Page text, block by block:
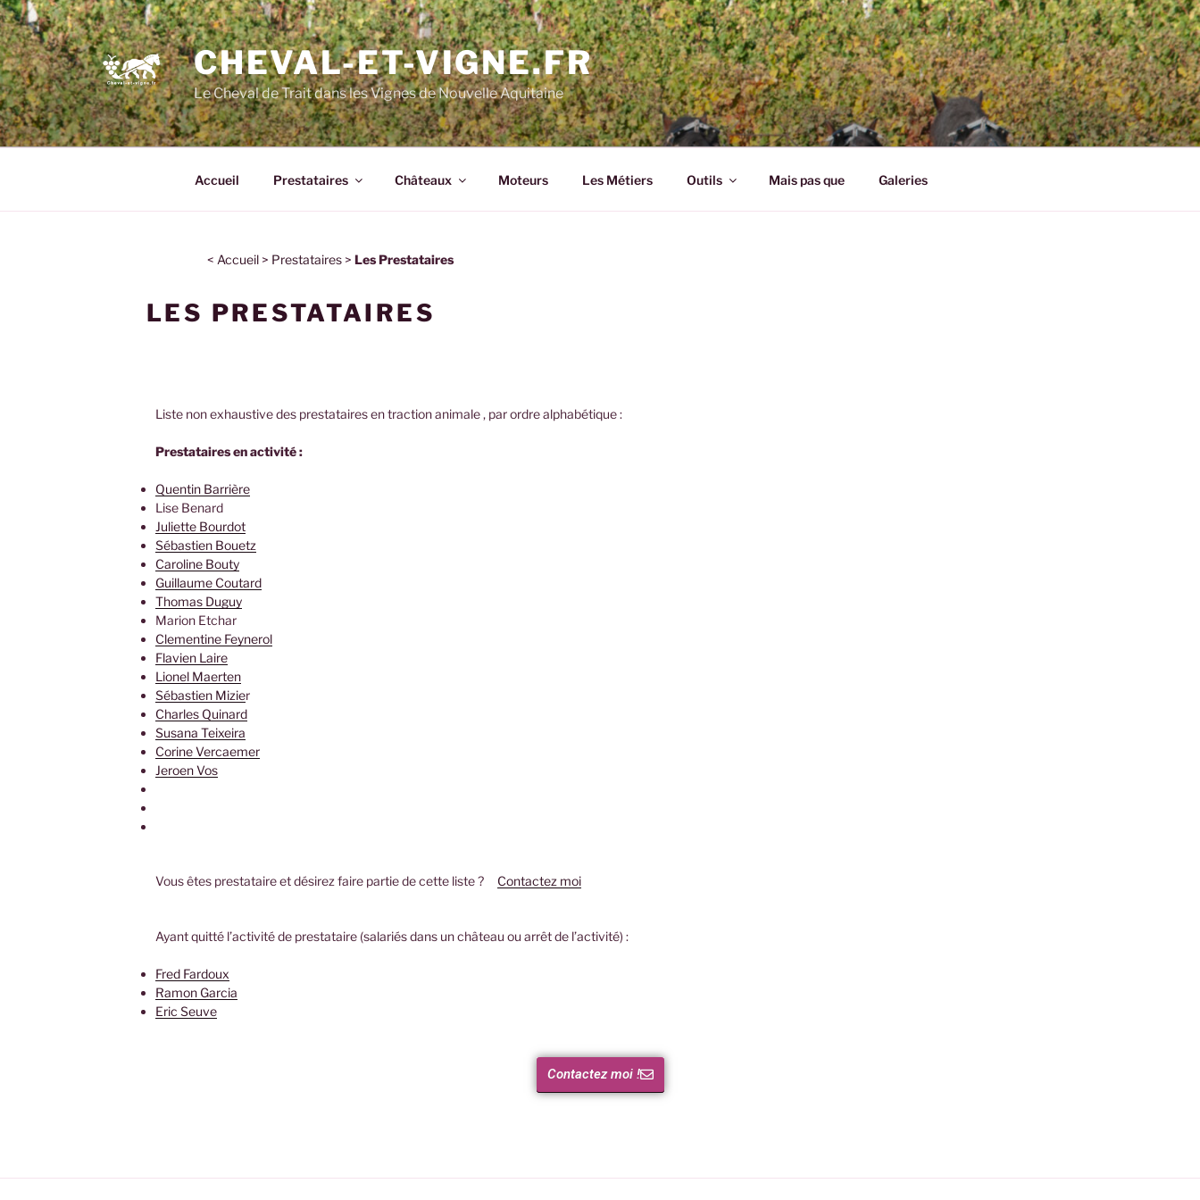
CHEVAL-ET-VIGNE.FR
Le Cheval de Trait dans les Vignes de Nouvelle Aquitaine
Accueil Prestataires Châteaux Moteurs Les Métiers Outils Mais pas que Galeries
< Accueil> Prestataires> Les Prestataires
LES PRESTATAIRES
Liste non exhaustive des prestataires en traction animale , par ordre alphabétique :
Prestataires en activité :
Quentin Barrière
Lise Benard
Juliette Bourdot
Sébastien Bouetz
Caroline Bouty
Guillaume Coutard
Thomas Duguy
Marion Etchar
Clementine Feynerol
Flavien Laire
Lionel Maerten
Sébastien Mizier
Charles Quinard
Susana Teixeira
Corine Vercaemer
Jeroen Vos
Vous êtes prestataire et désirez faire partie de cette liste ? Contactez moi
Ayant quitté l’activité de prestataire (salariés dans un château ou arrêt de l’activité) :
Fred Fardoux
Ramon Garcia
Eric Seuve
Contactez moi !